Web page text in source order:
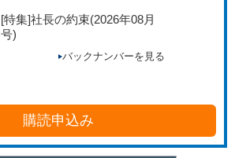
[特集]社長の約束(2026年08月
号)
バックナンバーを見る
購読申込み